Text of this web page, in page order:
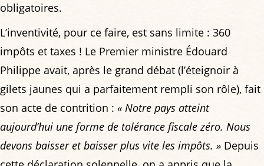
obligatoires.
L’inventivité, pour ce faire, est sans limite : 360
impôts et taxes ! Le Premier ministre Édouard
Philippe avait, après le grand débat (l’éteignoir à
gilets jaunes qui a parfaitement rempli son rôle), fait
son acte de contrition : « Notre pays atteint
aujourd’hui une forme de tolérance fiscale zéro. Nous
devons baisser et baisser plus vite les impôts. » Depuis